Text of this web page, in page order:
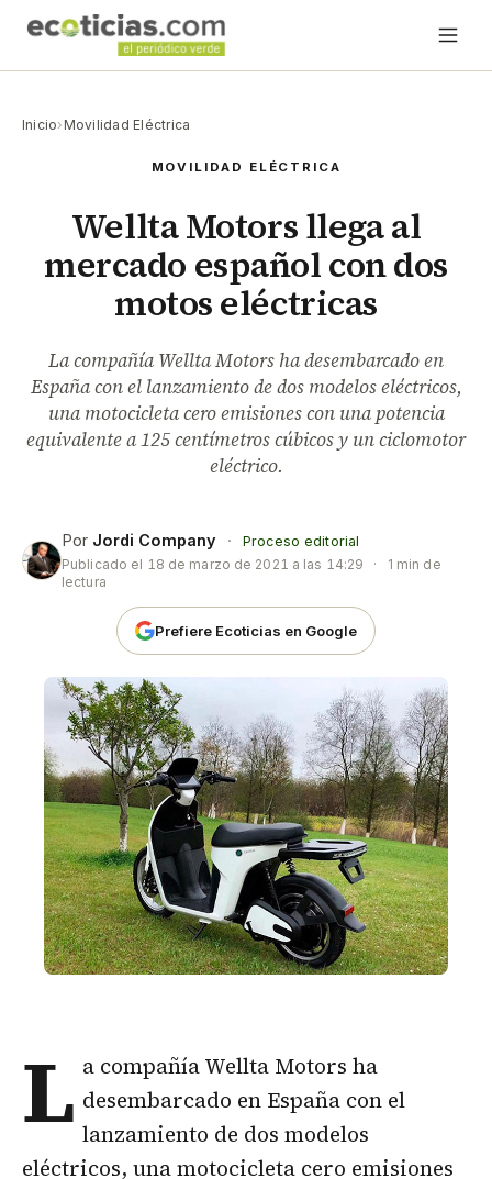
Inicio› Movilidad Eléctrica
MOVILIDAD ELÉCTRICA
Wellta Motors llega al
mercado español con dos
motos eléctricas
La compañía Wellta Motors ha desembarcado en
España con el lanzamiento de dos modelos eléctricos,
una motocicleta cero emisiones con una potencia
equivalente a 125 centímetros cúbicos y un ciclomotor
eléctrico.
Por Jordi Company ·
Proceso editorial
Publicado el 18 de marzo de 2021 a las 14:29 ·
1 min de
lectura
Prefiere Ecoticias en Google
L a compañía Wellta Motors ha
desembarcado en España con el
lanzamiento de dos modelos
eléctricos, una motocicleta cero emisiones